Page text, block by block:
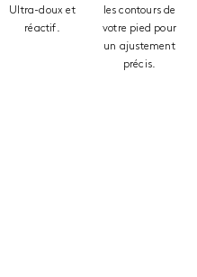
Ultra-doux et
réactif.
les contours de
votre pied pour
un ajustement
précis.